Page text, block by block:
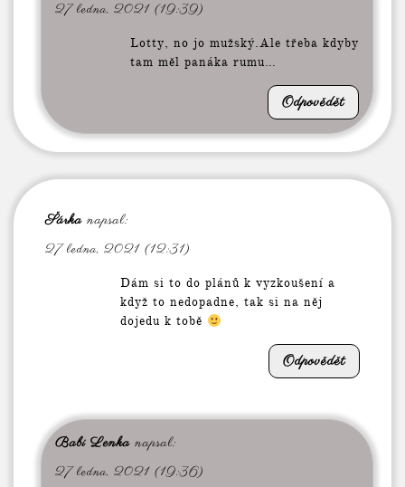
27 ledna, 2021 (19:39)
Lotty, no jo mužský.Ale třeba kdyby
tam měl panáka rumu…
Odpovědět
Šárka napsal:
27 ledna, 2021 (12:31)
Dám si to do plánů k vyzkoušení a
když to nedopadne, tak si na něj
dojedu k tobě
Odpovědět
Babi Lenka napsal:
27 ledna, 2021 (19:36)